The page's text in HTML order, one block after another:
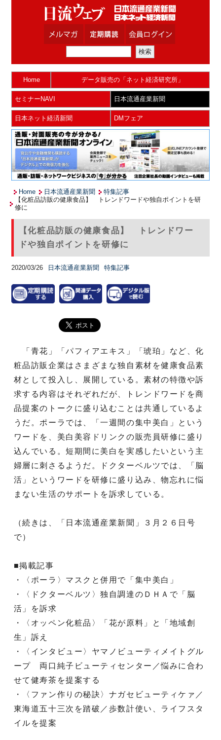
Home データ販売の「ネット経済研究所」
セミナーNAVI 日本流通産業新聞
日本ネット経済新聞 DMフェア
Home 日本流通産業新聞
特集記事
【化粧品訪販の健康食品】 トレンドワードや独自ポイントを研
修に
【化粧品訪販の健康食品】 トレンドワー
ドや独自ポイントを研修に
2020/03/26 日本流通産業新聞 特集記事
「青花」「パフィアエキス」「琥珀」など、化
粧品訪販企業はさまざまな独自素材を健康食品素
材として投入し、展開している。素材の特徴や訴
求する内容はそれぞれだが、トレンドワードを商
品提案のトークに盛り込むことは共通しているよ
うだ。ポーラでは、「一週間の集中美白」という
ワードを、美白美容ドリンクの販売員研修に盛り
込んでいる。短期間に美白を実感したいという主
婦層に刺さるようだ。ドクターベルツでは、「脳
活」というワードを研修に盛り込み、物忘れに悩
まない生活のサポートを訴求している。
（続きは、「日本流通産業新聞」３月２６日号
で）
■掲載記事
・〈ポーラ〉マスクと併用で「集中美白」
・〈ドクターベルツ〉独自調達のＤＨＡで「脳
活」を訴求
・〈オッペン化粧品〉「花が原料」と「地域創
生」訴え
・〈インタビュー〉ヤマノビューティメイトグル
ープ 両口純子ビューティセンター／悩みに合わ
せて健寿茶を提案する
・〈ファン作りの秘訣〉ナガセビューティケァ／
東海道五十三次を踏破／歩数計使い、ライフスタ
イルを提案